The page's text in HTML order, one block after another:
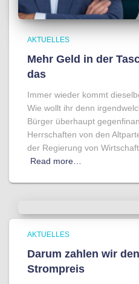
AKTUELLES
Mehr Geld in der
das
Immer wieder kommt
Wie wollt ihr denn
Bürger überhaupt
Herrschaften von den
der Regierung von
Read more…
AKTUELLES
Darum zahlen wir
Strompreis